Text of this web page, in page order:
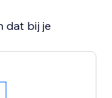
dat bij je